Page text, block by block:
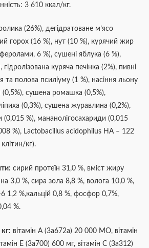
3 610 ккал/кг.
(26%), дегідратоване м’ясо
горох (16 %), нут (10 %), курячий жир
6 %), сушені яблука (6 %),
куряча печінка (2%), пивні
та полова псиліуму (1 %), насіння льону
(0,5%), сушена ромашка (0,5%),
(0,3%), сушена журавлина (0,2%),
(0,015 %), мананолігосахариди (0,015
%), Lactobacillus acidophilus HA – 122
кг).
сирий протеїн 31,0 %, вміст жиру
3,0 %, сира зола 8,8 %, волога 10,0 %,
1,2 %,кальцій 0,8 %, фосфор 0,7%,
%.
вітамін А (3a672a) 20 000 МО, вітамін
Е (3a700) 600 мг, вітамін С (3a312)